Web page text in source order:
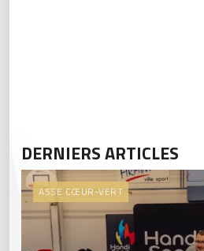
DERNIERS ARTICLES
ASSE CŒUR-VERT